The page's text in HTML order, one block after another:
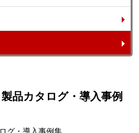
品カタログ・導入事例